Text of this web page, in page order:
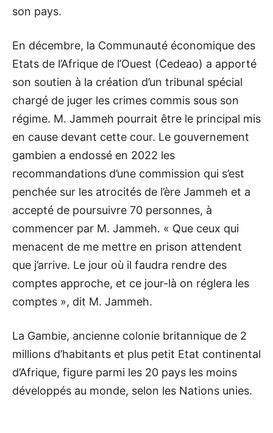
son pays.
En décembre, la Communauté économique des
Etats de l’Afrique de l’Ouest (Cedeao) a apporté
son soutien à la création d’un tribunal spécial
chargé de juger les crimes commis sous son
régime. M. Jammeh pourrait être le principal mis
en cause devant cette cour. Le gouvernement
gambien a endossé en 2022 les
recommandations d’une commission qui s’est
penchée sur les atrocités de l’ère Jammeh et a
accepté de poursuivre 70 personnes, à
commencer par M. Jammeh. « Que ceux qui
menacent de me mettre en prison attendent
que j’arrive. Le jour où il faudra rendre des
comptes approche, et ce jour-là on réglera les
comptes », dit M. Jammeh.
La Gambie, ancienne colonie britannique de 2
millions d’habitants et plus petit Etat continental
d’Afrique, figure parmi les 20 pays les moins
développés au monde, selon les Nations unies.